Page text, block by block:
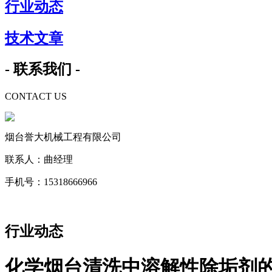
行业动态
技术文章
- 联系我们 -
CONTACT US
烟台誉大机械工程有限公司
联系人：曲经理
手机号：15318666966
行业动态
化学烟台清洗中溶解性除垢剂